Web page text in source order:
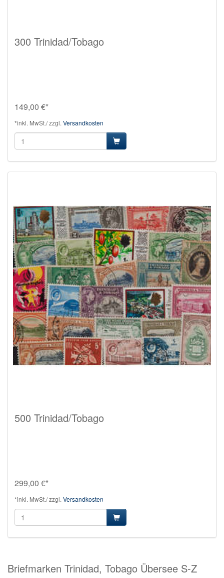
300 Trinidad/Tobago
149,00 €*
*inkl. MwSt./ zzgl. Versandkosten
500 Trinidad/Tobago
299,00 €*
*inkl. MwSt./ zzgl. Versandkosten
Briefmarken Trinidad, Tobago Übersee S-Z